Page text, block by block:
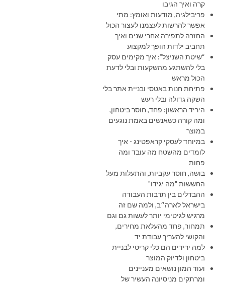
קרה ואיך הגיבו
פריבילגיה, מודעות ואומץ: מתי
אפשר להרשות לעצמנו לעצור הכול
החזרה לתפירה אחרי שנים ואיך
תחביב ילדות הופך למקצוע
“שיטת השניצל”: איך מקימים עסק
בלי להשתגע מהשקעות ובלי לדעת
הכול מראש
פתיחת חנות באטסי ובניית אתר בלי
השקה גדולה ובלי רעש
היריד הראשון: פחד, חוסר ביטחון,
ומה קורה כשאנשים באמת נוגעים
במוצר
במיוחד לעסקי קראפטינג - איך
לומדים מהשטח מה עובד ומה
פחות
בושה, חוסר עקביות, והתעלות מעל
החששות "מה יגידו"
ההבדלים בין תרבות העבודה
בישראל לארה״ב, ולמה שם זה
מרגיש לגיטימי יותר לעשות גם וגם
תמחור, פחד מהעלאת מחירים,
והקושי להעריך עבודת יד
למה ירידים הם כלי קריטי לבניית
ביטחון ולדיוק המוצר
ועוד המון נושאים מעניינים
ומרתקים מניסיונה העשיר של